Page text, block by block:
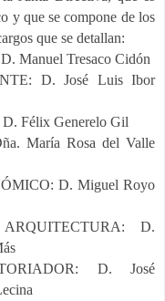
y que se compone de los
que se detallan:
Manuel Tresaco Cidón
D. José Luis Ibor
Félix Generelo Gil
María Rosa del Valle
D. Miguel Royo
D.
D. José